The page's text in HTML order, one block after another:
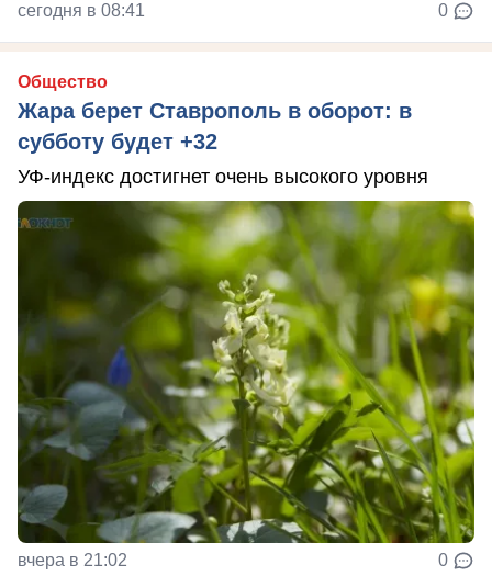
сегодня в 08:41 0
Общество
Жара берет Ставрополь в оборот: в
субботу будет +32
УФ-индекс достигнет очень высокого уровня
вчера в 21:02 0